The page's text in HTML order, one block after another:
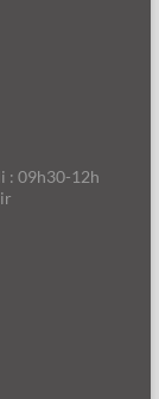
: 09h30-12h